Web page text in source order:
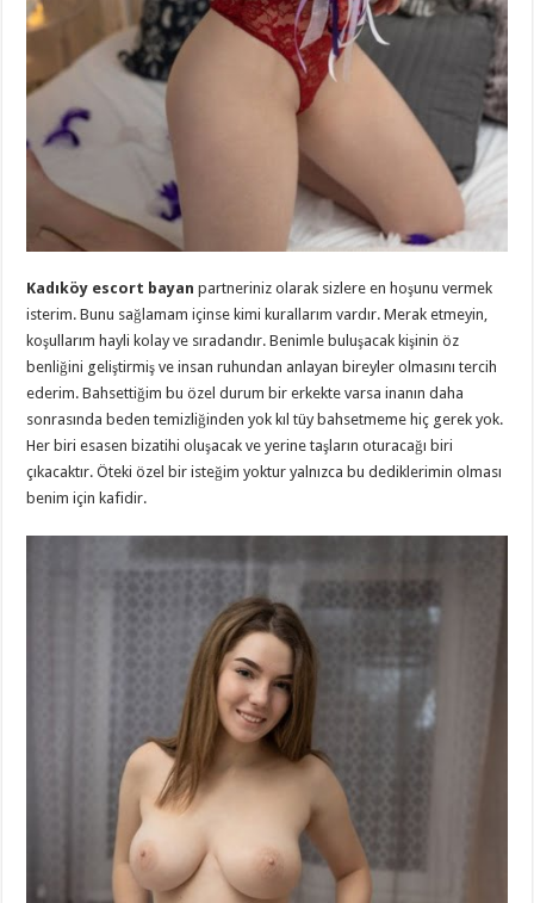
Kadıköy escort bayan partneriniz olarak sizlere en hoşunu vermek
isterim. Bunu sağlamam içinse kimi kurallarım vardır. Merak etmeyin,
koşullarım hayli kolay ve sıradandır. Benimle buluşacak kişinin öz
benliğini geliştirmiş ve insan ruhundan anlayan bireyler olmasını tercih
ederim. Bahsettiğim bu özel durum bir erkekte varsa inanın daha
sonrasında beden temizliğinden yok kıl tüy bahsetmeme hiç gerek yok.
Her biri esasen bizatihi oluşacak ve yerine taşların oturacağı biri
çıkacaktır. Öteki özel bir isteğim yoktur yalnızca bu dediklerimin olması
benim için kafidir.